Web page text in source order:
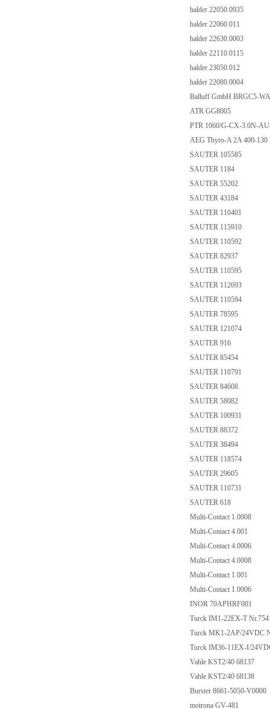
halder 22050.0935
halder 22060.011
halder 22630.0003
halder 22110.0115
halder 23050.012
halder 22080.0004
Balluff GmbH BRGC5-
ATR GG8005
PTR 1060/G-CX-3.0N-
AEG Thyro-A 2A 400-
SAUTER 105585
SAUTER 1184
SAUTER 55202
SAUTER 43184
SAUTER 110401
SAUTER 115910
SAUTER 110592
SAUTER 82937
SAUTER 110595
SAUTER 112693
SAUTER 110594
SAUTER 78595
SAUTER 121074
SAUTER 916
SAUTER 85454
SAUTER 110791
SAUTER 84608
SAUTER 58082
SAUTER 100931
SAUTER 88372
SAUTER 38494
SAUTER 118574
SAUTER 29605
SAUTER 110731
SAUTER 618
Multi-Contact 1.0008
Multi-Contact 4.001
Multi-Contact 4.0006
Multi-Contact 4.0008
Multi-Contact 1.001
Multi-Contact 1.0006
INOR 70APHRF001
Turck IM1-22EX-T
Turck MK1-2AP/24VDC
Turck IM36-11EX-I/
Vahle KST2/40 68137
Vahle KST2/40 68138
Burster 8661-5050-V0000
motrona GV-481